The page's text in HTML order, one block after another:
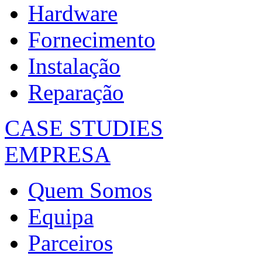
Hardware
Fornecimento
Instalação
Reparação
CASE STUDIES
EMPRESA
Quem Somos
Equipa
Parceiros